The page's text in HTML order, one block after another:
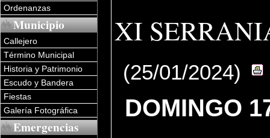
Ordenanzas
Municipio
Callejero
Término Municipal
Historia y Patrimonio
Escudo y Bandera
Fiestas
Galería Fotográfica
Emergencias
XI
(25/01/2024)
DOMINGO